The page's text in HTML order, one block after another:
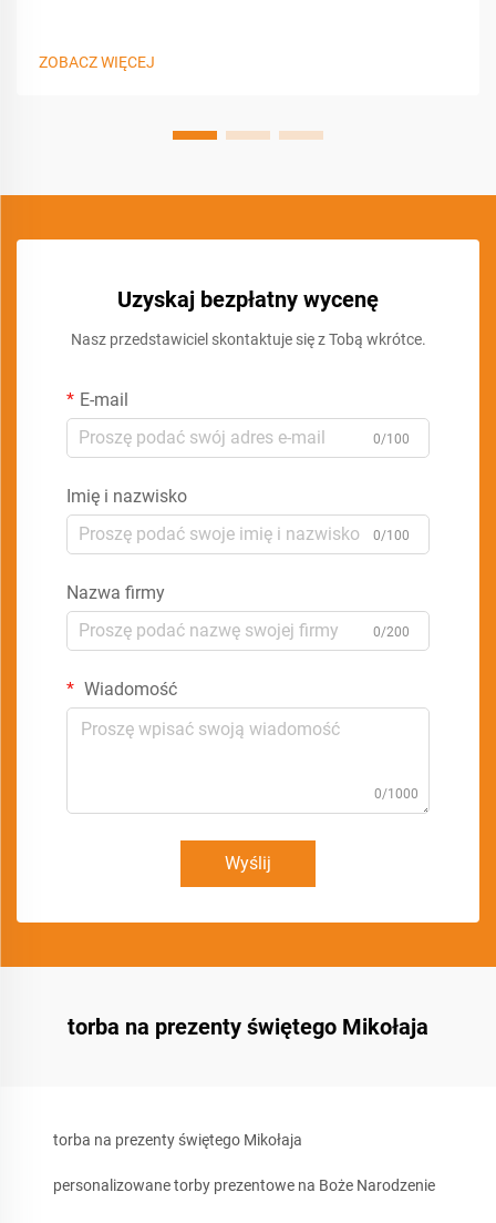
ZOBACZ WIĘCEJ
Uzyskaj bezpłatny wycenę
Nasz przedstawiciel skontaktuje się z Tobą wkrótce.
E-mail
0/100
Imię i nazwisko
0/100
Nazwa firmy
0/200
Wiadomość
0/1000
Wyślij
torba na prezenty świętego Mikołaja
torba na prezenty świętego Mikołaja
personalizowane torby prezentowe na Boże Narodzenie